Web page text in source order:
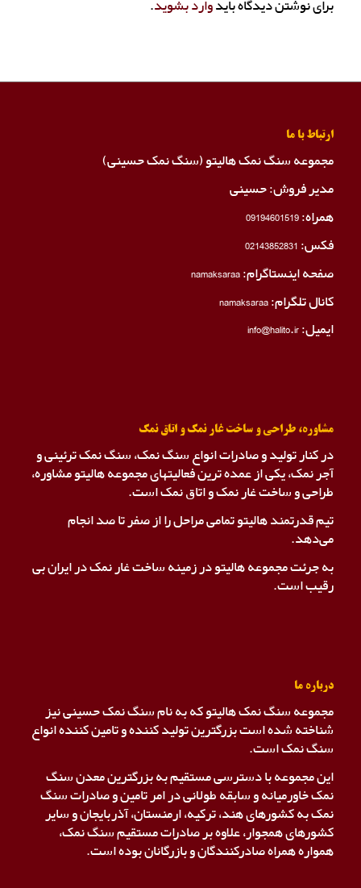
برای نوشتن دیدگاه بایدوارد بشوید.
ارتباط با ما
مجموعه سنگ نمک هالیتو (سنگ نمک حسینی)
مدیر فروش: حسینی
همراه:09194601519
فکس:02143852831
صفحه اینستاگرام:namaksaraa
کانال تلگرام:namaksaraa
ایمیل: info@halito.ir
مشاوره، طراحی و ساخت غار نمک و اتاق نمک
در کنار تولید و صادرات انواع سنگ نمک، سنگ نمک ترئینی و
آجر نمک، یکی از عمده ترین فعالیتهای مجموعه هالیتو مشاوره،
طراحی و ساخت غار نمک و اتاق نمک است.
تیم قدرتمند هالیتو تمامی مراحل را از صفر تا صد انجام
می‌دهد.
به جرئت مجموعه هالیتو در زمینه ساخت غار نمک در ایران بی
رقیب است.
درباره ما
مجموعه سنگ نمک هالیتو که به نام سنگ نمک حسینی نیز
شناخته شده است بزرگترین تولید کننده و تامین کننده انواع
سنگ نمک است.
این مجموعه با دسترسی مستقیم به بزرگترین معدن سنگ
نمک خاورمیانه و سابقه طولانی در امر تامین و صادرات سنگ
نمک به کشورهای هند، ترکیه، ارمنستان، آذربایجان و سایر
کشورهای همجوار، علاوه بر صادرات مستقیم سنگ نمک،
همواره همراه صادرکنندگان و بازرگانان بوده است.